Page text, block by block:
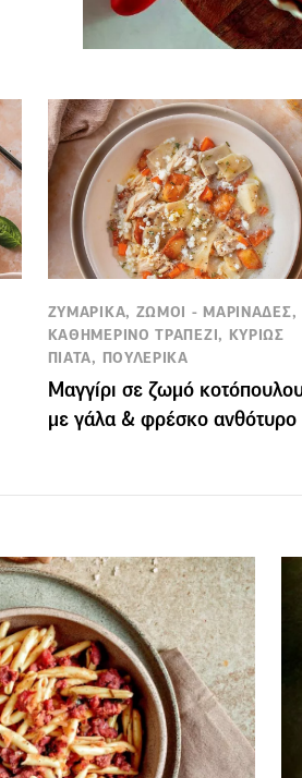
ΖΥΜΑΡΙΚΑ, ΖΩΜΟΙ - ΜΑΡΙΝΑΔΕΣ,
ΚΑΘΗΜΕΡΙΝΟ ΤΡΑΠΕΖΙ, ΚΥΡΙΩΣ
ΠΙΑΤΑ, ΠΟΥΛΕΡΙΚΑ
Μαγγίρι σε ζωμό
με γάλα & φρέσκο ανθότυρο